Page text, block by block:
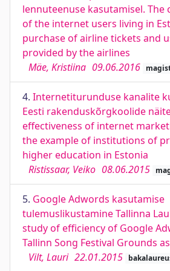
lennuteenuse kasutamisel.
of the internet users living in
purchase of airline tickets and
provided by the airlines
Mäe, Kristiina 09.06.2016
4. Internetiturunduse kanalite
Eesti rakenduskõrgkoolide
effectiveness of internet
the example of institutions of
higher education in Estonia
Ristissaar, Veiko 08.06.2015
5. Google Adwords kasutamise
tulemuslikustamine Tallinna
study of efficiency of Google
Tallinn Song Festival Grounds
Vilt, Lauri 22.01.2015